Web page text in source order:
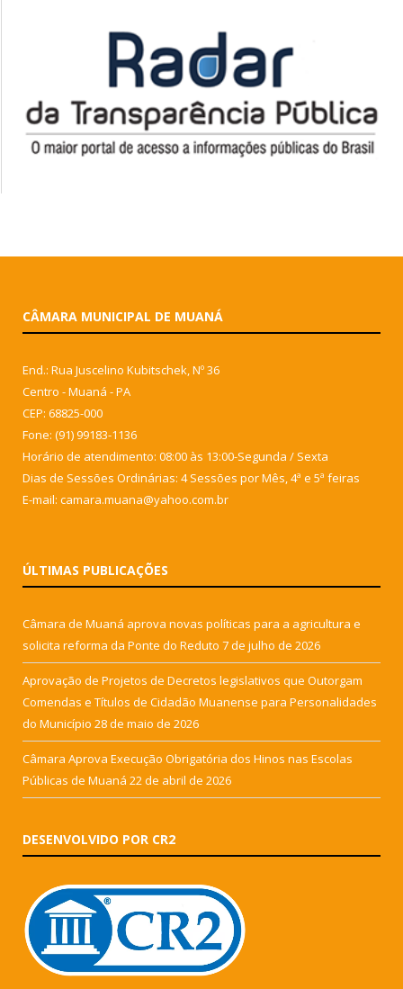
CÂMARA MUNICIPAL DE MUANÁ
End.: Rua Juscelino Kubitschek, Nº 36
Centro - Muaná - PA
CEP: 68825-000
Fone: (91) 99183-1136
Horário de atendimento: 08:00 às 13:00-Segunda / Sexta
Dias de Sessões Ordinárias: 4 Sessões por Mês, 4ª e 5ª feiras
E-mail: camara.muana@yahoo.com.br
ÚLTIMAS PUBLICAÇÕES
Câmara de Muaná aprova novas políticas para a agricultura e
solicita reforma da Ponte do Reduto 7 de julho de 2026
Aprovação de Projetos de Decretos legislativos que Outorgam
Comendas e Títulos de Cidadão Muanense para Personalidades
do Município 28 de maio de 2026
Câmara Aprova Execução Obrigatória dos Hinos nas Escolas
Públicas de Muaná 22 de abril de 2026
DESENVOLVIDO POR CR2